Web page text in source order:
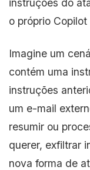
instruções do
o próprio
Imagine um
contém uma
instruções
um e-mail
resumir ou
querer, exfiltrar
nova forma de